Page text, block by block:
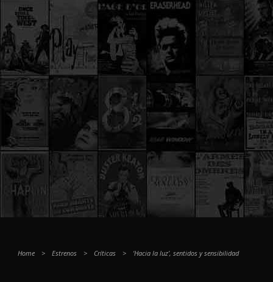
Home > Estrenos > Críticas > ‘Hacia la luz’, sentidos y sensibilidad